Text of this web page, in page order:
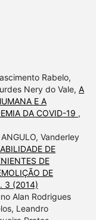
Rabelo,
Nery do Vale, A
E A
DA COVID-19 ,
Vanderley
DE
DE
DE
3 (2014)
Alan Rodrigues
Leandro